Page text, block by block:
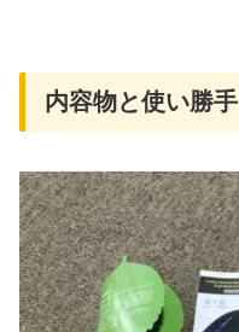
内容物と使い勝手